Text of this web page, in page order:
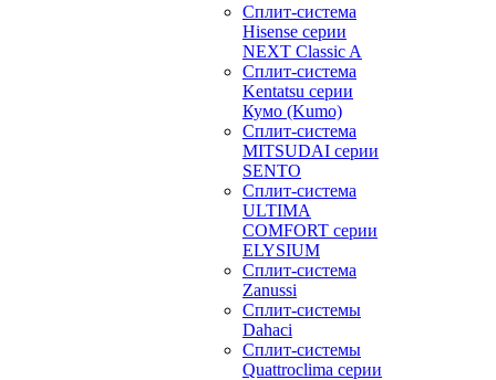
Сплит-система
Hisense серии
NEXT Classic A
Сплит-система
Kentatsu серии
Кумо (Kumo)
Сплит-система
MITSUDAI серии
SENTO
Сплит-система
ULTIMA
COMFORT серии
ELYSIUM
Сплит-система
Zanussi
Сплит-системы
Dahaci
Сплит-системы
Quattroclima серии